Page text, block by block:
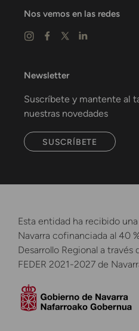
Nos vemos en las redes
Newsletter
Suscríbete y mantente al
nuestras novedades
SUSCRÍBETE
Esta entidad ha recibido
Navarra cofinanciada al 40
Desarrollo Regional a través
FEDER 2021-2027 de